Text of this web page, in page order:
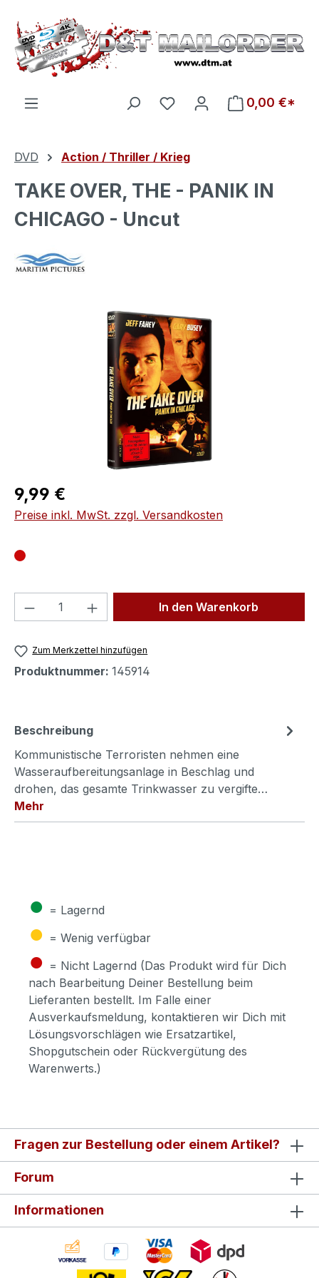
Zum Hauptinhalt springen
Du hast 0 Produkte auf
0,00 €*
DVD Action / Thriller / Krieg
TAKE OVER, THE - PANIK IN
CHICAGO - Uncut
Bildergalerie überspringen
Regulärer Preis:
9,99 €
Preise inkl. MwSt. zzgl. Versandkosten
Produkt Anzahl: Gib denIn den Warenkorb
Zum Merkzettel hinzufügen
Produktnummer: 145914
Beschreibung
Kommunistische Terroristen nehmen eine
Wasseraufbereitungsanlage in Beschlag und
drohen, das gesamte Trinkwasser zu vergifte…
Mehr
● = Lagernd
● = Wenig verfügbar
● = Nicht Lagernd (Das Produkt wird für Dich
nach Bearbeitung Deiner Bestellung beim
Lieferanten bestellt. Im Falle einer
Ausverkaufsmeldung, kontaktieren wir Dich mit
Lösungsvorschlägen wie Ersatzartikel,
Shopgutschein oder Rückvergütung des
Warenwerts.)
Fragen zur Bestellung oder einem Artikel?
Forum
Informationen